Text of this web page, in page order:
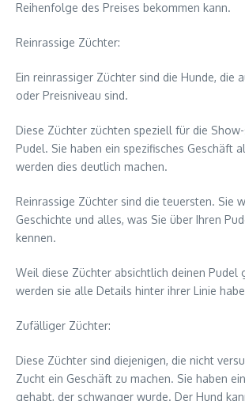
Reihenfolge des Preises bekommen kann.
Reinrassige Züchter:
Ein reinrassiger Züchter sind die Hunde, die
oder Preisniveau sind.
Diese Züchter züchten speziell für die
Pudel. Sie haben ein spezifisches Geschäft
werden dies deutlich machen.
Reinrassige Züchter sind die teuersten. Sie
Geschichte und alles, was Sie über Ihren
kennen.
Weil diese Züchter absichtlich deinen Pudel
werden sie alle Details hinter ihrer Linie
Zufälliger Züchter:
Diese Züchter sind diejenigen, die nicht
Zucht ein Geschäft zu machen. Sie haben
gehabt, der schwanger wurde. Der Hund